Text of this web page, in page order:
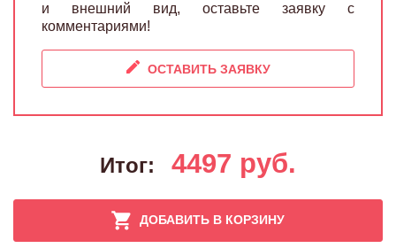
и внешний вид, оставьте заявку с
комментариями!
ОСТАВИТЬ ЗАЯВКУ
Итог: 4497 руб.
ДОБАВИТЬ В КОРЗИНУ